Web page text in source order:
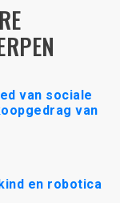
van sociale
van
en robotica